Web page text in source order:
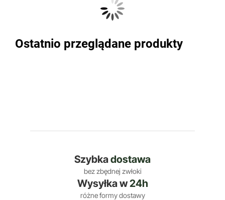
Ostatnio przeglądane produkty
Szybkadostawa
bez zbędnej zwłoki
Wysyłka w24h
różne formy dostawy